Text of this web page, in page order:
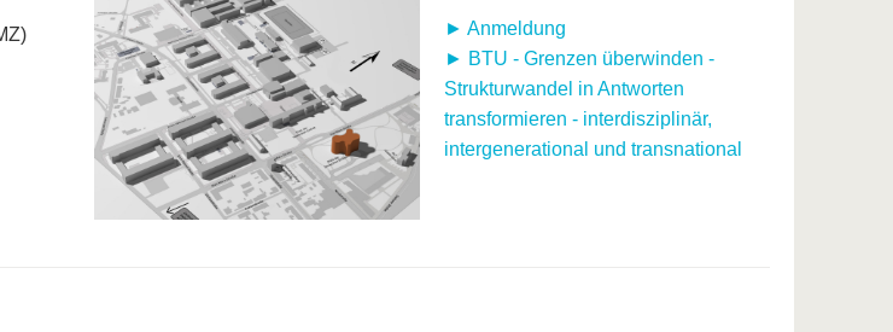
► Anmeldung
► BTU - Grenzen überwinden -
Strukturwandel in Antworten
transformieren - interdisziplinär,
intergenerational und transnational